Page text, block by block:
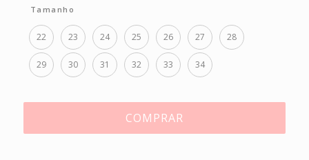
Tamanho
22 23 24 25 26 27 28
29 30 31 32 33 34
COMPRAR